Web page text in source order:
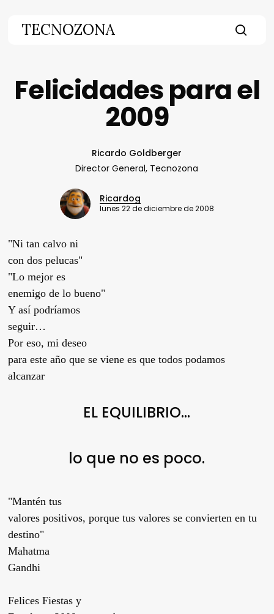
TECNOZONA
Felicidades para el
2009
Ricardo Goldberger
Director General, Tecnozona
Ricardog
lunes 22 de diciembre de 2008
"Ni tan calvo ni
con dos pelucas"
"Lo mejor es
enemigo de lo bueno"
Y así podríamos
seguir…
Por eso, mi deseo
para este año que se viene es que todos podamos
alcanzar
EL EQUILIBRIO…
lo que no es poco.
"Mantén tus
valores positivos, porque tus valores se convierten en tu
destino"
Mahatma
Gandhi
Felices Fiestas y